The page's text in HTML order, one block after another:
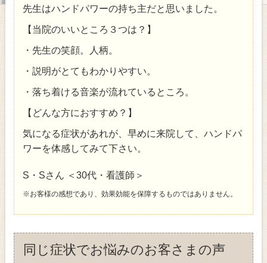
先生はハンドパワーの持ち主だと思いました。
【当院のいいところ３つは？】
・先生の笑顔。人柄。
・説明がとてもわかりやすい。
・落ち着ける音楽が流れているところ。
【どんな方におすすめ？】
気になる症状があれが、早めに来院して、ハンドパ
ワーを体感してみて下さい。
S・Sさん ＜30代・看護師＞
※お客様の感想であり、効果効能を保障するものではありません。
同じ症状でお悩みのお客さまの声